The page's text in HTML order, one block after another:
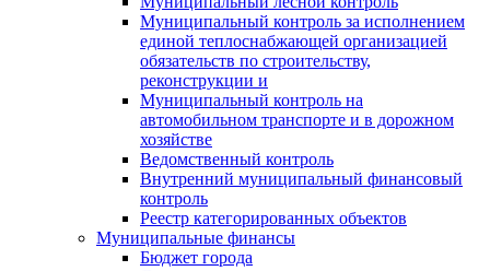
Муниципальный контроль за исполнением
единой теплоснабжающей организацией
обязательств по строительству,
реконструкции и
Муниципальный контроль на
автомобильном транспорте и в дорожном
хозяйстве
Ведомственный контроль
Внутренний муниципальный финансовый
контроль
Реестр категорированных объектов
Муниципальные финансы
Бюджет города